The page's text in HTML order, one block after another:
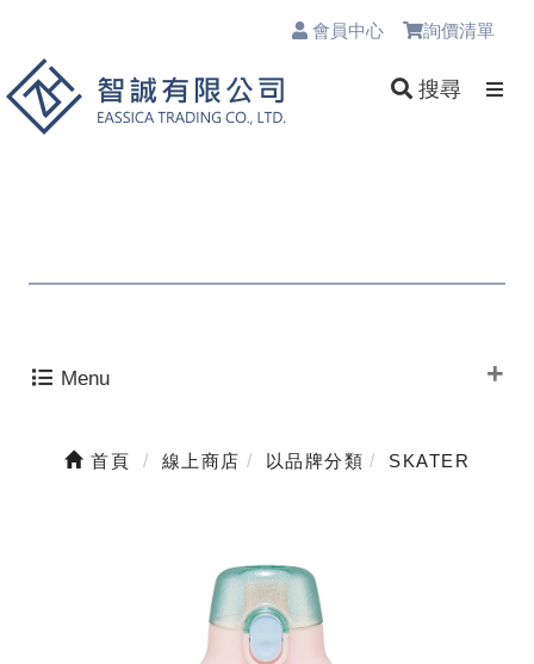
會員中心 詢價清單
搜尋
Menu
首頁 線上商店 以品牌分類 SKATER